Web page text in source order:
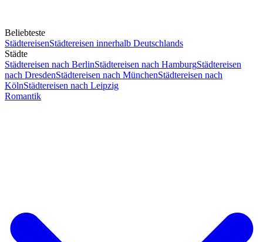
Beliebteste
StädtereisenStädtereisen innerhalb Deutschlands
Städte
Städtereisen nach BerlinStädtereisen nach HamburgStädtereisen
nach DresdenStädtereisen nach MünchenStädtereisen nach
KölnStädtereisen nach Leipzig
Romantik